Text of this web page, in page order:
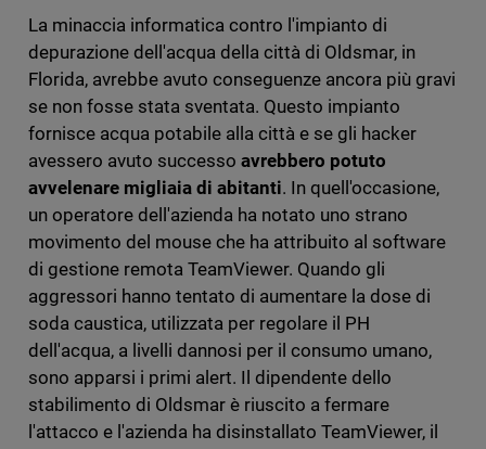
La minaccia informatica contro l'impianto di
depurazione dell'acqua della città di Oldsmar, in
Florida, avrebbe avuto conseguenze ancora più gravi
se non fosse stata sventata. Questo impianto
fornisce acqua potabile alla città e se gli hacker
avessero avuto successo avrebbero potuto
avvelenare migliaia di abitanti. In quell'occasione,
un operatore dell'azienda ha notato uno strano
movimento del mouse che ha attribuito al software
di gestione remota TeamViewer. Quando gli
aggressori hanno tentato di aumentare la dose di
soda caustica, utilizzata per regolare il PH
dell'acqua, a livelli dannosi per il consumo umano,
sono apparsi i primi alert. Il dipendente dello
stabilimento di Oldsmar è riuscito a fermare
l'attacco e l'azienda ha disinstallato TeamViewer, il